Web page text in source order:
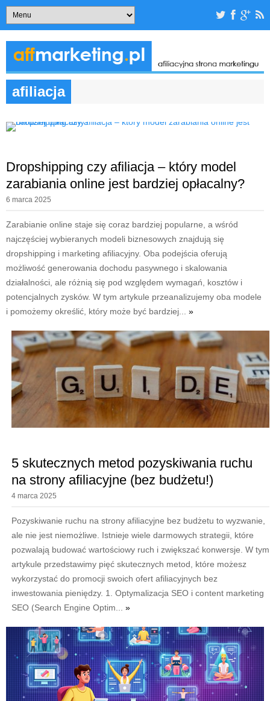
afiliacja
Dropshipping czy afiliacja – który model
zarabiania online jest bardziej opłacalny?
6 marca 2025
Zarabianie online staje się coraz bardziej popularne, a wśród
najczęściej wybieranych modeli biznesowych znajdują się
dropshipping i marketing afiliacyjny. Oba podejścia oferują
możliwość generowania dochodu pasywnego i skalowania
działalności, ale różnią się pod względem wymagań, kosztów i
potencjalnych zysków. W tym artykule przeanalizujemy oba modele
i pomożemy określić, który może być bardziej... »
5 skutecznych metod pozyskiwania ruchu
na strony afiliacyjne (bez budżetu!)
4 marca 2025
Pozyskiwanie ruchu na strony afiliacyjne bez budżetu to wyzwanie,
ale nie jest niemożliwe. Istnieje wiele darmowych strategii, które
pozwalają budować wartościowy ruch i zwiększać konwersje. W tym
artykule przedstawimy pięć skutecznych metod, które możesz
wykorzystać do promocji swoich ofert afiliacyjnych bez
inwestowania pieniędzy. 1. Optymalizacja SEO i content marketing
SEO (Search Engine Optim... »